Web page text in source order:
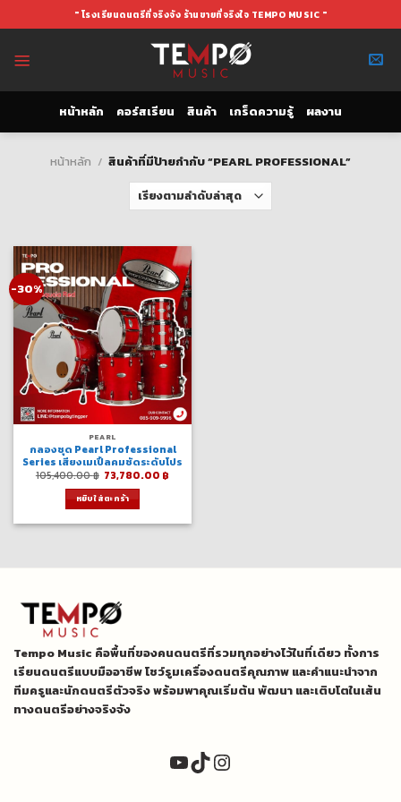
to
" โรงเรียนดนตรีที่จริงจัง ร้านขายที่จริงใจ TEMPO MUSIC "
หน้าหลัก คอร์สเรียน สินค้า เกร็ดความรู้ ผลงาน
หน้าหลัก / สินค้าที่มีป้ายกำกับ “PEARL PROFESSIONAL”
-30%
PEARL
กลองชุด Pearl Professional
Series เสียงเมเปิ้ลคมชัดระดับโปร
105,400.00฿ Original
price
was:
105,400.00 ฿.
73,780.00 ฿
หยิบใส่ตะกร้า
Tempo Music คือพื้นที่ของคนดนตรีที่รวมทุกอย่างไว้ในที่เดียว ทั้งการ
เรียนดนตรีแบบมืออาชีพ โชว์รูมเครื่องดนตรีคุณภาพ และคำแนะนำจาก
ทีมครูและนักดนตรีตัวจริง พร้อมพาคุณเริ่มต้น พัฒนา และเติบโตในเส้น
ทางดนตรีอย่างจริงจัง
YouTube
TikTok
Instagram